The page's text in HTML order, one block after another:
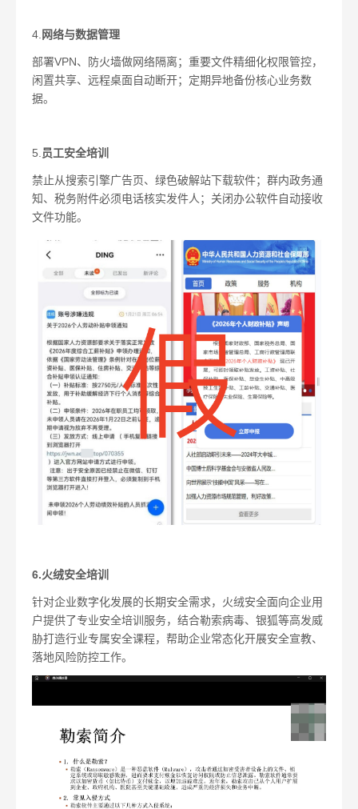
4. 网络与数据管理
部署VPN、防火墙做网络隔离；重要文件精细化权限管控，
闲置共享、远程桌面自动断开；定期异地备份核心业务数
据。
5. 员工安全培训
禁止从搜索引擎广告页、绿色破解站下载软件；群内政务通
知、税务附件必须电话核实发件人；关闭办公软件自动接收
文件功能。
6.火绒安全培训
针对企业数字化发展的长期安全需求，火绒安全面向企业用
户提供了专业安全培训服务，结合勒索病毒、银狐等高发威
胁打造行业专属安全课程，帮助企业常态化开展安全宣教、
落地风险防控工作。